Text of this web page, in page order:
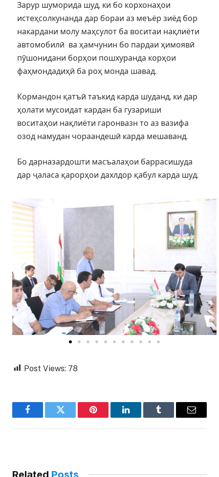
Зарур шуморида шуд, ки бо корхонаҳои
истеҳсолкунанда дар бораи аз меъёр зиёд бор
накардани молу маҳсулот ба воситаи нақлиёти
автомобилӣ ва ҳамчунин бо пардаи ҳимоявӣ
пӯшонидани борҳои пошхуранда корҳои
фаҳмондадиҳӣ ба роҳ монда шавад.
Кормандон қатъӣ таъкид карда шуданд, ки дар
ҳолати мусоидат кардан ба гузариши
воситаҳои нақлиёти гаронвазн то аз вазифа
озод намудан чораандешӣ карда мешаванд.
Бо дарназардошти масъалаҳои баррасишуда
дар ҷаласа қарорҳои дахлдор қабул карда шуд.
Post Views: 78
FacebookTwitter Pinterest LinkedInTumblr Email
Related Posts